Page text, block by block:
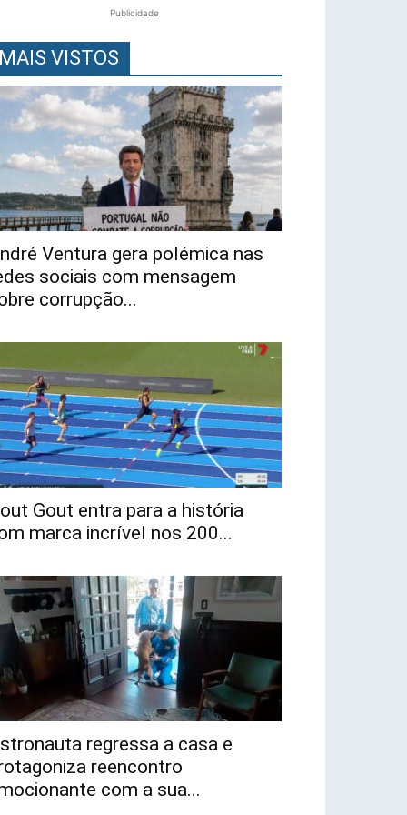
Publicidade
VISTOS
Ventura gera polémica nas
sociais com mensagem
corrupção...
Gout entra para a história
marca incrível nos 200...
regressa a casa e
reencontro
com a sua...